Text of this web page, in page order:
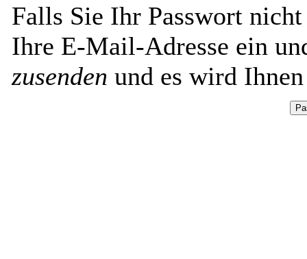
Falls Sie Ihr Passwort
Ihre E-Mail-Adresse ein
zusenden und es wird